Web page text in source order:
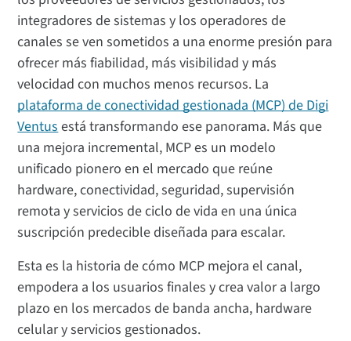
integradores de sistemas y los operadores de
canales se ven sometidos a una enorme presión para
ofrecer más fiabilidad, más visibilidad y más
velocidad con muchos menos recursos. La
plataforma de conectividad gestionada (MCP) de Digi
Ventus está transformando ese panorama. Más que
una mejora incremental, MCP es un modelo
unificado pionero en el mercado que reúne
hardware, conectividad, seguridad, supervisión
remota y servicios de ciclo de vida en una única
suscripción predecible diseñada para escalar.
Esta es la historia de cómo MCP mejora el canal,
empodera a los usuarios finales y crea valor a largo
plazo en los mercados de banda ancha, hardware
celular y servicios gestionados.